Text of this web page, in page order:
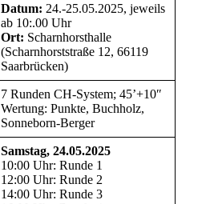
Datum: 24.-25.05.2025, jeweils
ab 10:.00 Uhr
Ort: Scharnhorsthalle
(Scharnhorststraße 12, 66119
Saarbrücken)
7 Runden CH-System; 45’+10″
Wertung: Punkte, Buchholz,
Sonneborn-Berger
Samstag, 24.05.2025
10:00 Uhr: Runde 1
12:00 Uhr: Runde 2
14:00 Uhr: Runde 3